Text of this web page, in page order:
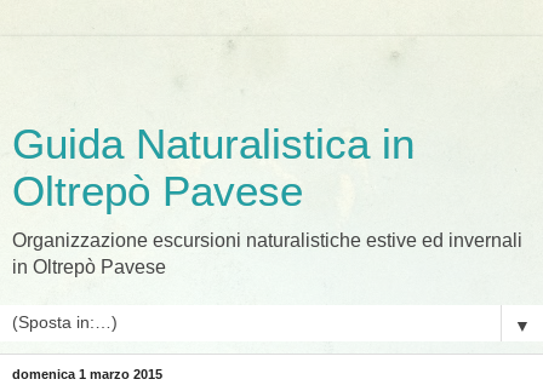
Guida Naturalistica in
Oltrepò Pavese
Organizzazione escursioni naturalistiche estive ed invernali
in Oltrepò Pavese
▼
domenica 1 marzo 2015